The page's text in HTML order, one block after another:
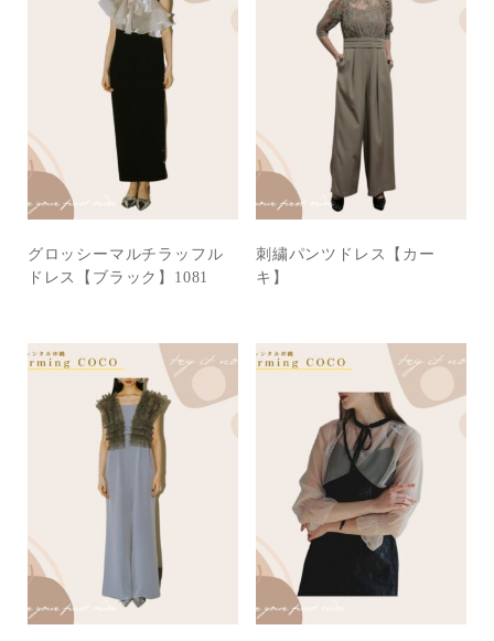
グロッシーマルチラッフル
ドレス【ブラック】1081
刺繍パンツドレス【カー
キ】